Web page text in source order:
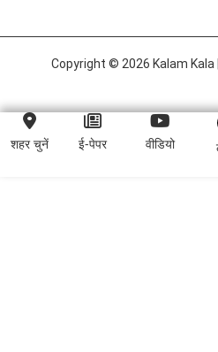
Copyright © 2026 Kalam Kala
शहर चुनें ई-पेपर वीडियो